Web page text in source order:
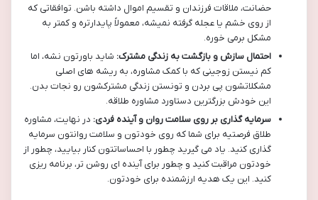
حضانت، ملاقات فرزندان و تقسیم اموال داشته باشن. توافقاتی که
از روی خشم یا عجله گرفته نمیشه، معمولاً پایدارتره و کمتر به
مشکل برمی خوره.
احتمال سازش و بازگشت به زندگی مشترک: شاید باورتون نشه، اما
کم نیستن زوجینی که با کمک مشاوره، به ریشه های اصلی
مشکلاتشون پی بردن و تونستن زندگی مشترکشون رو نجات بدن.
این خودش بزرگترین دستاورد مشاوره طلاقه.
سرمایه گذاری بر روی سلامت روان و آینده فردی: در نهایت، مشاوره
طلاق فرصتیه برای شما که روی خودتون و سلامت روانتون سرمایه
گذاری کنید. یاد می گیرید چطور با احساساتتون کنار بیایید، چطور از
خودتون مراقبت کنید و چطور برای آینده ای روشن تر، برنامه ریزی
کنید. این یک هدیه ارزشمنده برای خودتون.